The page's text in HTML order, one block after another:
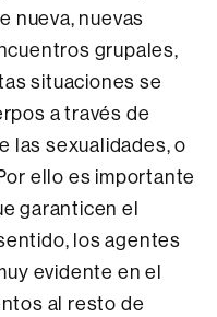
nueva, nuevas
grupales,
situaciones se
a través de
las sexualidades, o
ello es importante
garanticen el
los agentes
evidente en el
al resto de